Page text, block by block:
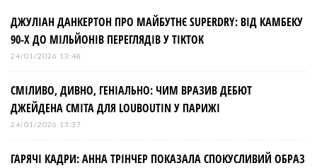
ДЖУЛІАН ДАНКЕРТОН ПРО МАЙБУТНЄ SUPERDRY: ВІД КАМБЕКУ
90-Х ДО МІЛЬЙОНІВ ПЕРЕГЛЯДІВ У TIKTOK
24/01/2026 13:48
СМІЛИВО, ДИВНО, ГЕНІАЛЬНО: ЧИМ ВРАЗИВ ДЕБЮТ
ДЖЕЙДЕНА СМІТА ДЛЯ LOUBOUTIN У ПАРИЖІ
24/01/2026 13:37
ГАРЯЧІ КАДРИ: АННА ТРІНЧЕР ПОКАЗАЛА СПОКУСЛИВИЙ ОБРАЗ